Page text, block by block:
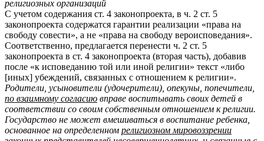
религиозных организаций
С учетом содержания ст. 4 законопроекта, в ч. 2 ст. 5
законопроекта содержатся гарантии реализации «права на
свободу совести», а не «права на свободу вероисповедания».
Соответственно, предлагается перенести ч. 2 ст. 5
законопроекта в ст. 4 законопроекта (вторая часть), добавив
после «к исповеданию той или иной религии» текст «либо
[иных] убеждений, связанных с отношением к религии».
Родители, усыновители (удочерители), опекуны, попечители,
по взаимному согласию вправе воспитывать своих детей в
соответствии со своим собственным отношением к религии.
Государство не может вмешиваться в воспитание ребенка,
основанное на определенном религиозном мировоззрении